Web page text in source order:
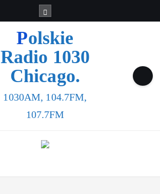
Polskie
Radio 1030
Chicago.
1030AM, 104.7FM,
107.7FM